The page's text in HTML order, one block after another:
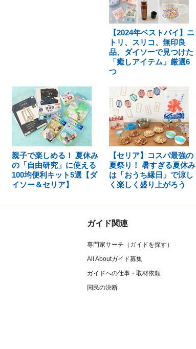
【2024年ベストバイ】ニ
トリ、スリコ、無印良
品、ダイソーで見つけた
「癒しアイテム」厳選6
つ
親子で楽しめる！ 夏休み
の「自由研究」に使える
100均便利キット5選【ダ
イソー＆セリア】
【セリア】コスパ最強の
夏祭り！ 暑すぎる夏休み
は「おうち縁日」で涼し
く楽しく盛り上がろう
ガイド関連
専門家サーチ（ガイドを探す）
All Aboutガイド募集
ガイドへの仕事・取材依頼
国民の決断